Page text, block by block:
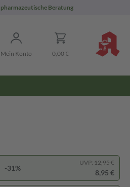
pharmazeutische Beratung
Mein Konto 0,00 €
-31%
UVP: 12,95 €
8,95 €